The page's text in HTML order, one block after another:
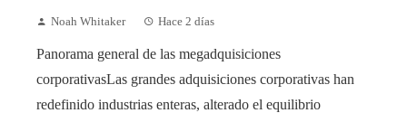
Noah Whitaker Hace 2 días
Panorama general de las megadquisiciones
corporativasLas grandes adquisiciones corporativas han
redefinido industrias enteras, alterado el equilibrio